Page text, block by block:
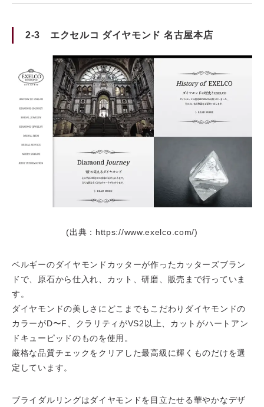
2-3 エクセルコ ダイヤモンド 名古屋本店
(出典：https://www.exelco.com/)
ベルギーのダイヤモンドカッターが作ったカッターズブラン
ドで、原石から仕入れ、カット、研磨、販売まで行っていま
す。
ダイヤモンドの美しさにどこまでもこだわりダイヤモンドの
カラーがD〜F、クラリティがVS2以上、カットがハートアン
ドキューピッドのものを使用。
厳格な品質チェックをクリアした最高級に輝くものだけを選
定しています。
ブライダルリングはダイヤモンドを目立たせる華やかなデザ